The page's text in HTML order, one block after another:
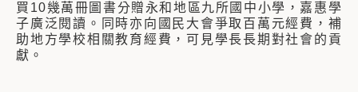
買10幾萬冊圖書分贈永和地區九所國中小學，嘉惠學
子廣泛閱讀。同時亦向國民大會爭取百萬元經費，補
助地方學校相關教育經費，可見學長長期對社會的貢
獻。